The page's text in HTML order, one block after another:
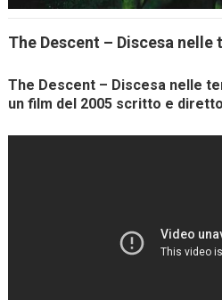
The Descent – Discesa nelle
The Descent – Discesa nelle
un film del 2005 scritto e